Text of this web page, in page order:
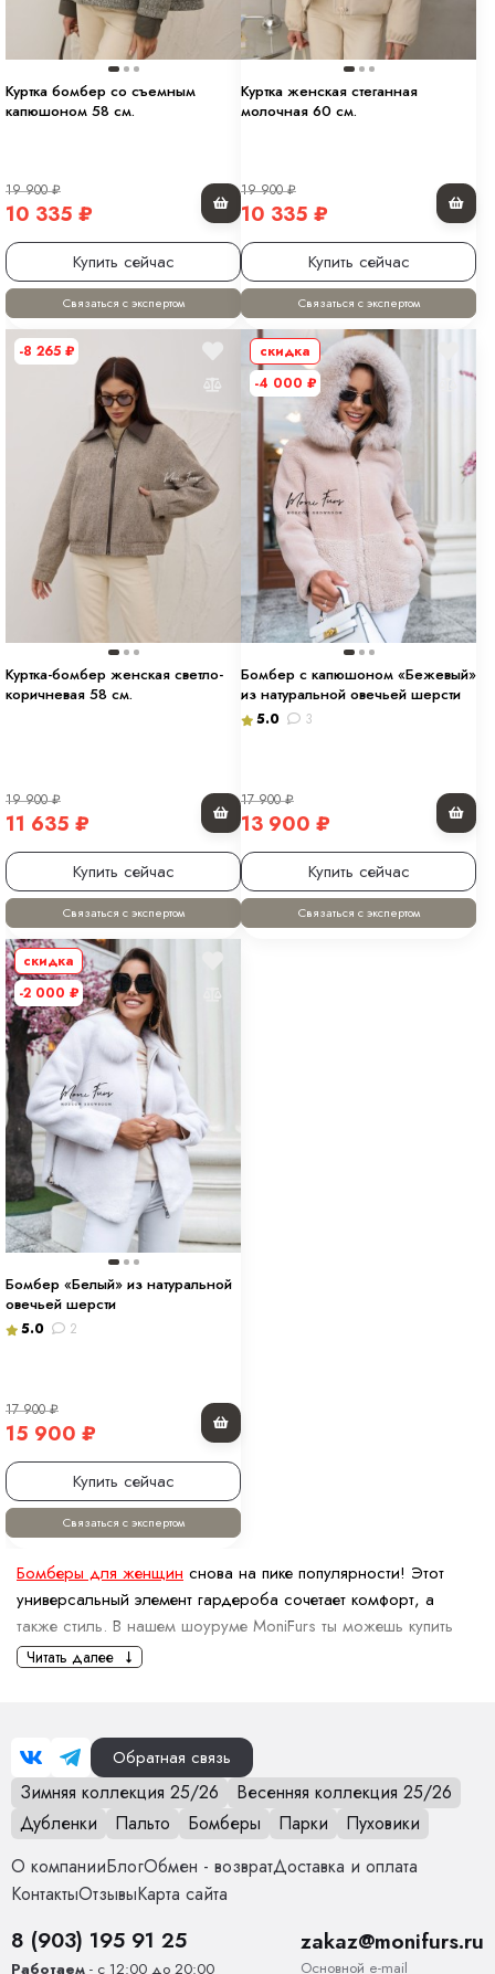
Куртка бомбер со съемным
капюшоном 58 см.
19 900₽
10 335 ₽
Купить сейчас
Связаться с экспертом
Куртка женская стеганная
молочная 60 см.
19 900₽
10 335 ₽
Купить сейчас
Связаться с экспертом
-8 265 ₽
Куртка-бомбер женская светло-
коричневая 58 см.
19 900₽
11 635 ₽
Купить сейчас
Связаться с экспертом
скидка
-4 000 ₽
Бомбер c капюшоном «Бежевый»
из натуральной овечьей шерсти
5.0 3
17 900₽
13 900 ₽
Купить сейчас
Связаться с экспертом
скидка
-2 000 ₽
Бомбер «Белый» из натуральной
овечьей шерсти
5.0 2
17 900₽
15 900 ₽
Купить сейчас
Связаться с экспертом
Бомберы для женщин снова на пике популярности! Этот
универсальный элемент гардероба сочетает комфорт, а
также стиль. В нашем шоуруме MoniFurs ты можешь купить
женский бомбер по самой выгодной цене. У нас можно
Какие женские бомберы сейчас
модные?
В стиле оверсайз — свободные, немного объемные
модели. Они отлично смотрятся с узкими джинсами,
леггинсами, юбками, создавая интересный контраст.
Кожаные — стильный вариант для осени. Актуальны
модели из эко-кожи в коричневых, бежевых оттенках, а
также классическом черном.
С вышивкой или нашивками — такие модели добавляют
Читать далее
Обратная связь
Зимняя коллекция 25/26
Весенняя коллекция 25/26
Дубленки
Пальто Бомберы Парки
Пуховики
О компанииБлогОбмен - возвратДоставка и оплата
КонтактыОтзывыКарта сайта
8 (903) 195 91 25
Работаем - с 12:00 до 20:00
zakaz@monifurs.ru
Основной е-mail